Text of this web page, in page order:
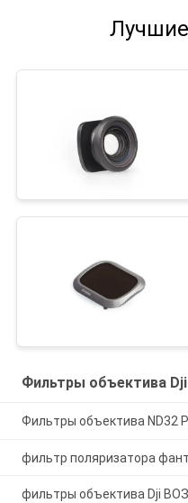
Фильтры объектива Dji
Фильтры объектива ND32
фильтр поляризатора
фильтры объектива Dji